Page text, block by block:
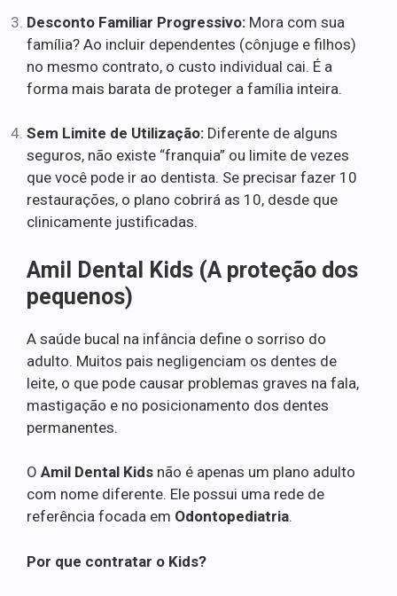
Desconto Familiar Progressivo: Mora com sua
família? Ao incluir dependentes (cônjuge e filhos)
no mesmo contrato, o custo individual cai. É a
forma mais barata de proteger a família inteira.
Sem Limite de Utilização: Diferente de alguns
seguros, não existe “franquia” ou limite de vezes
que você pode ir ao dentista. Se precisar fazer 10
restaurações, o plano cobrirá as 10, desde que
clinicamente justificadas.
Amil Dental Kids (A proteção dos
pequenos)
A saúde bucal na infância define o sorriso do
adulto. Muitos pais negligenciam os dentes de
leite, o que pode causar problemas graves na fala,
mastigação e no posicionamento dos dentes
permanentes.
O Amil Dental Kids não é apenas um plano adulto
com nome diferente. Ele possui uma rede de
referência focada em Odontopediatria.
Por que contratar o Kids?